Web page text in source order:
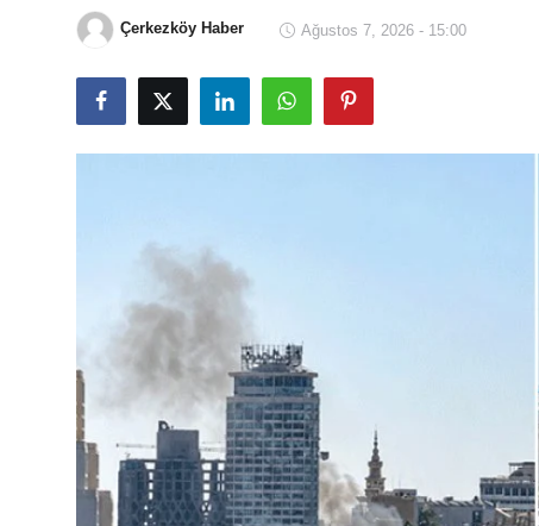
Dünya Haberleri
Çerkezköy
Çerkezköy Haber Ağustos 7, 2026 - 15:00